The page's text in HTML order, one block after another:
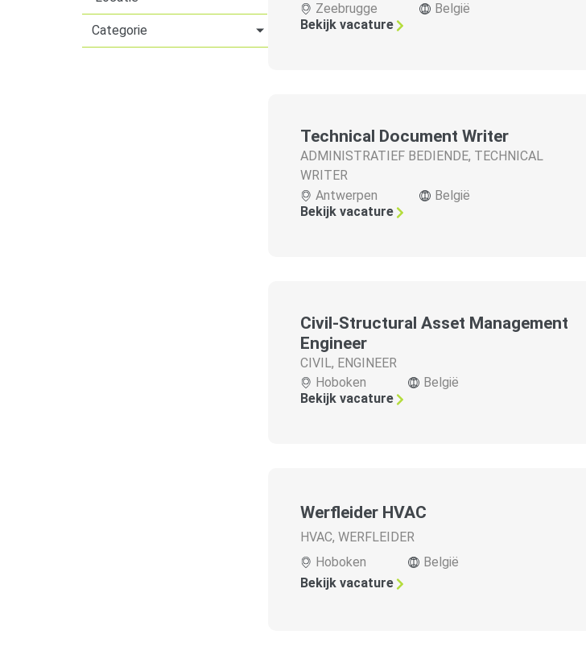
Categorie
Zeebrugge
België
Bekijk vacature
Technical Document Writer
ADMINISTRATIEF BEDIENDE, TECHNICAL
WRITER
Antwerpen
België
Bekijk vacature
Civil-Structural Asset Management
Engineer
CIVIL, ENGINEER
Hoboken
België
Bekijk vacature
Werfleider HVAC
HVAC, WERFLEIDER
Hoboken
België
Bekijk vacature